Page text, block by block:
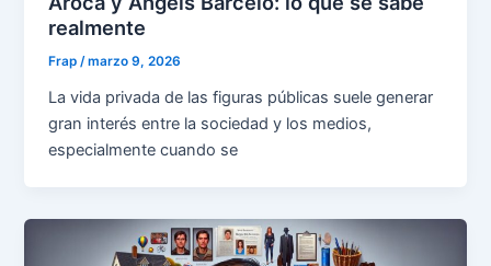
realmente
Frap/marzo 9, 2026
La vida privada de las figuras públicas suele generar
gran interés entre la sociedad y los medios,
especialmente cuando se